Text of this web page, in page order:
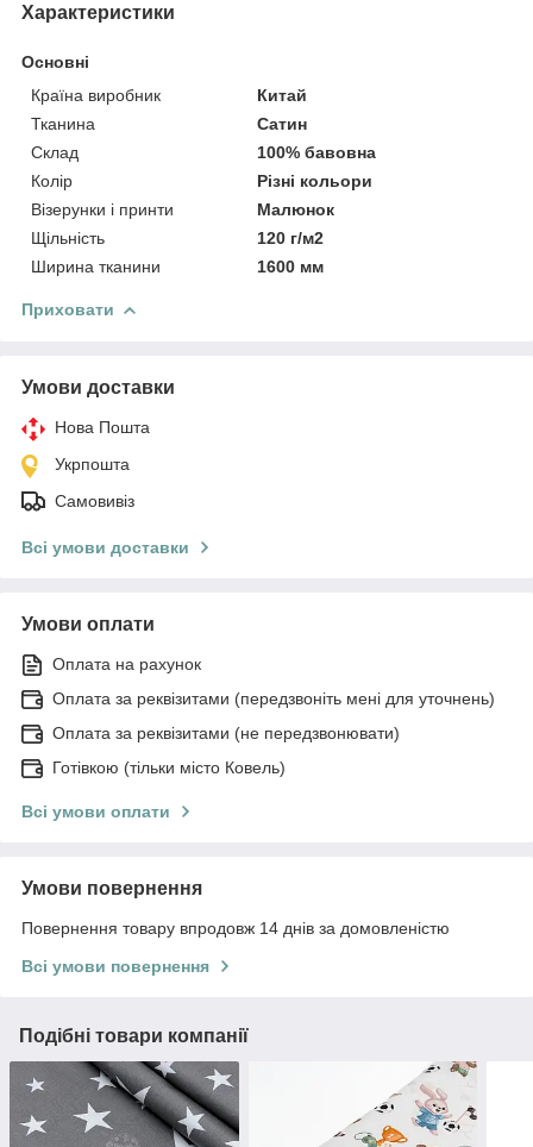
Характеристики
Основні
Країна виробник
Китай
Тканина
Сатин
Склад
100% бавовна
Колір
Різні кольори
Візерунки і принти
Малюнок
Щільність
120 г/м2
Ширина тканини
1600 мм
Приховати
Умови доставки
Нова Пошта
Укрпошта
Самовивіз
Всі умови доставки
Умови оплати
Оплата на рахунок
Оплата за реквізитами (передзвоніть мені для уточнень)
Оплата за реквізитами (не передзвонювати)
Готівкою (тільки місто Ковель)
Всі умови оплати
Умови повернення
Повернення товару впродовж 14 днів за домовленістю
Всі умови повернення
Подібні товари компанії